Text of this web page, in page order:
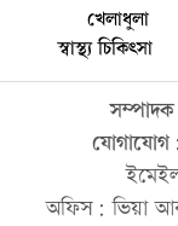
খেলাধুলা
স্বাস্থ্য চিকিৎসা
যোগাযোগ:
অফিস: ভিয়া